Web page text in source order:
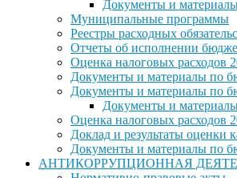
Документы и
Муниципальные программы
Реестры расходных
Отчеты об исполнении
Оценка налоговых расходов
Документы и материалы по
Документы и материалы по
Документы и
Оценка налоговых расходов
Доклад и результаты оценки
Документы и материалы по
АНТИКОРРУПЦИОННАЯ